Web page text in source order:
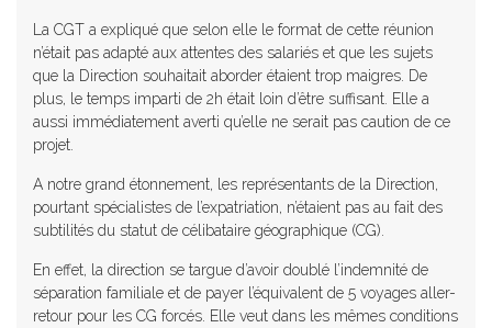
La CGT a expliqué que selon elle le format de cette réunion
n’était pas adapté aux attentes des salariés et que les sujets
que la Direction souhaitait aborder étaient trop maigres. De
plus, le temps imparti de 2h était loin d’être suffisant. Elle a
aussi immédiatement averti qu’elle ne serait pas caution de ce
projet.
A notre grand étonnement, les représentants de la Direction,
pourtant spécialistes de l’expatriation, n’étaient pas au fait des
subtilités du statut de célibataire géographique (CG).
En effet, la direction se targue d’avoir doublé l’indemnité de
séparation familiale et de payer l’équivalent de 5 voyages aller-
retour pour les CG forcés. Elle veut dans les mêmes conditions